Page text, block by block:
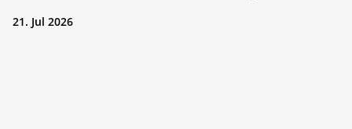
21. Jul 2026